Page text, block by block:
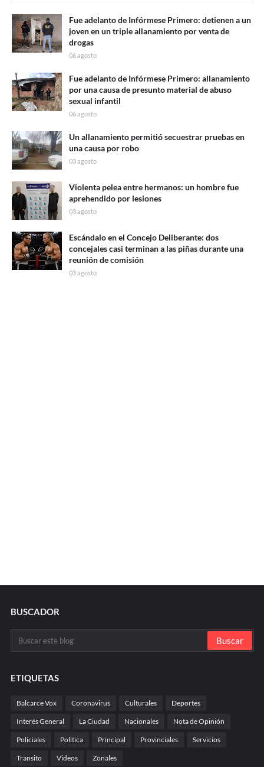
Fue adelanto de Infórmese Primero: detienen a un
joven en un triple allanamiento por venta de
drogas
06 agosto
Fue adelanto de Infórmese Primero: allanamiento
por una causa de presunto material de abuso
sexual infantil
06 agosto
Un allanamiento permitió secuestrar pruebas en
una causa por robo
03 agosto
Violenta pelea entre hermanos: un hombre fue
aprehendido por lesiones
03 agosto
Escándalo en el Concejo Deliberante: dos
concejales casi terminan a las piñas durante una
reunión de comisión
03 agosto
BUSCADOR
ETIQUETAS
Balcarce Vox Coronavirus Culturales Deportes
Interés General La Ciudad Nacionales Nota de Opinión
Policiales Politica Principal Provinciales Servicios
Transito Videos Zonales